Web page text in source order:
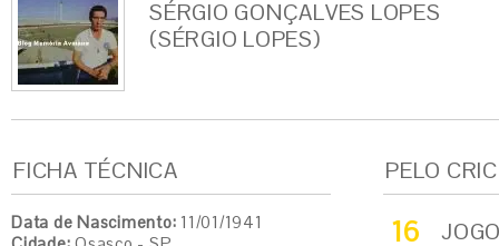
SÉRGIO GONÇALVES LOPES
(SÉRGIO LOPES)
FICHA TÉCNICA
Data de Nascimento: 11/01/1941
PELO
16